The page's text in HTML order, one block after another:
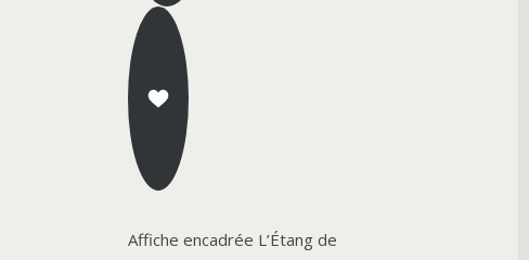
Affiche encadrée L’Étang de